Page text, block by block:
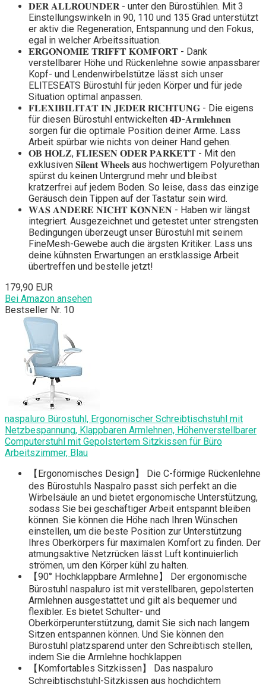
𝐃𝐄𝐑 𝐀𝐋𝐋𝐑𝐎𝐔𝐍𝐃𝐄𝐑 - unter den Bürostühlen. Mit 3
Einstellungswinkeln in 90, 110 und 135 Grad unterstützt
er aktiv die Regeneration, Entspannung und den Fokus,
egal in welcher Arbeitssituation.
𝐄𝐑𝐆𝐎𝐍𝐎𝐌𝐈𝐄 𝐓𝐑𝐈𝐅𝐅𝐓 𝐊𝐎𝐌𝐅𝐎𝐑𝐓 - Dank
verstellbarer Höhe und Rückenlehne sowie anpassbarer
Kopf- und Lendenwirbelstütze lässt sich unser
ELITESEATS Bürostuhl für jeden Körper und für jede
Situation optimal anpassen.
𝐅𝐋𝐄𝐗𝐈𝐁𝐈𝐋𝐈𝐓𝐀̈𝐓 𝐈𝐍 𝐉𝐄𝐃𝐄𝐑 𝐑𝐈𝐂𝐇𝐓𝐔𝐍𝐆 - Die eigens
für diesen Bürostuhl entwickelten 𝟒𝐃-𝐀𝐫𝐦𝐥𝐞𝐡𝐧𝐞𝐧
sorgen für die optimale Position deiner Arme. Lass
Arbeit spürbar wie nichts von deiner Hand gehen.
𝐎𝐁 𝐇𝐎𝐋𝐙, 𝐅𝐋𝐈𝐄𝐒𝐄𝐍 𝐎𝐃𝐄𝐑 𝐏𝐀𝐑𝐊𝐄𝐓𝐓 - Mit den
exklusiven 𝐒𝐢𝐥𝐞𝐧𝐭 𝐖𝐡𝐞𝐞𝐥𝐬 aus hochwertigem Polyurethan
spürst du keinen Untergrund mehr und bleibst
kratzerfrei auf jedem Boden. So leise, dass das einzige
Geräusch dein Tippen auf der Tastatur sein wird.
𝐖𝐀𝐒 𝐀𝐍𝐃𝐄𝐑𝐄 𝐍𝐈𝐂𝐇𝐓 𝐊𝐎̈𝐍𝐍𝐄𝐍 - Haben wir längst
integriert. Ausgezeichnet und getestet unter strengsten
Bedingungen überzeugt unser Bürostuhl mit seinem
FineMesh-Gewebe auch die ärgsten Kritiker. Lass uns
deine kühnsten Erwartungen an erstklassige Arbeit
übertreffen und bestelle jetzt!
179,90 EUR
Bei Amazon ansehen
Bestseller Nr. 10
naspaluro Bürostuhl, Ergonomischer Schreibtischstuhl mit
Netzbespannung, Klappbaren Armlehnen, Höhenverstellbarer
Computerstuhl mit Gepolstertem Sitzkissen für Büro
Arbeitszimmer, Blau
【Ergonomisches Design】 Die C-förmige Rückenlehne
des Bürostuhls Naspalro passt sich perfekt an die
Wirbelsäule an und bietet ergonomische Unterstützung,
sodass Sie bei geschäftiger Arbeit entspannt bleiben
können. Sie können die Höhe nach Ihren Wünschen
einstellen, um die beste Position zur Unterstützung
Ihres Oberkörpers für maximalen Komfort zu finden. Der
atmungsaktive Netzrücken lässt Luft kontinuierlich
strömen, um den Körper kühl zu halten.
【90° Hochklappbare Armlehne】 Der ergonomische
Bürostuhl naspaluro ist mit verstellbaren, gepolsterten
Armlehnen ausgestattet und gilt als bequemer und
flexibler. Es bietet Schulter- und
Oberkörperunterstützung, damit Sie sich nach langem
Sitzen entspannen können. Und Sie können den
Bürostuhl platzsparend unter den Schreibtisch stellen,
indem Sie die Armlehne hochklappen
【Komfortables Sitzkissen】 Das naspaluro
Schreibtischstuhl-Sitzkissen aus hochdichtem